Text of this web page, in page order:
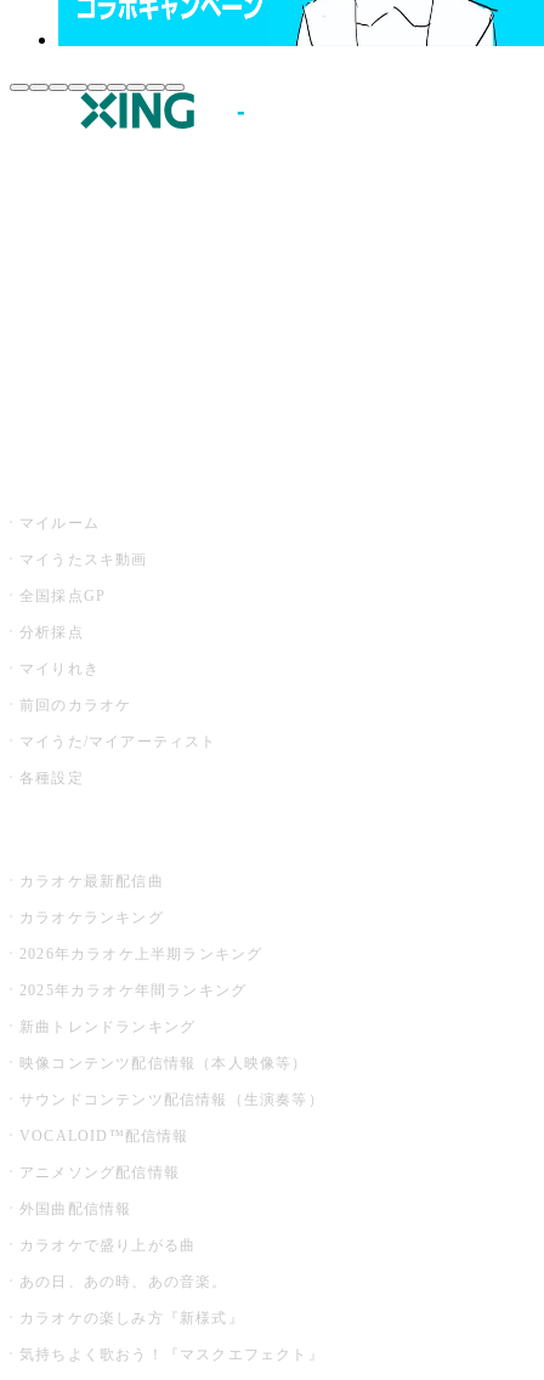
マイルーム
マイうたスキ動画
全国採点GP
分析採点
マイりれき
前回のカラオケ
マイうた/マイアーティスト
各種設定
カラオケ最新配信曲
カラオケランキング
2026年カラオケ上半期ランキング
2025年カラオケ年間ランキング
新曲トレンドランキング
映像コンテンツ配信情報（本人映像等）
サウンドコンテンツ配信情報（生演奏等）
VOCALOID™配信情報
アニメソング配信情報
外国曲配信情報
カラオケで盛り上がる曲
あの日、あの時、あの音楽。
カラオケの楽しみ方『新様式』
気持ちよく歌おう！『マスクエフェクト』